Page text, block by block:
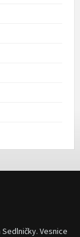
Vesnice